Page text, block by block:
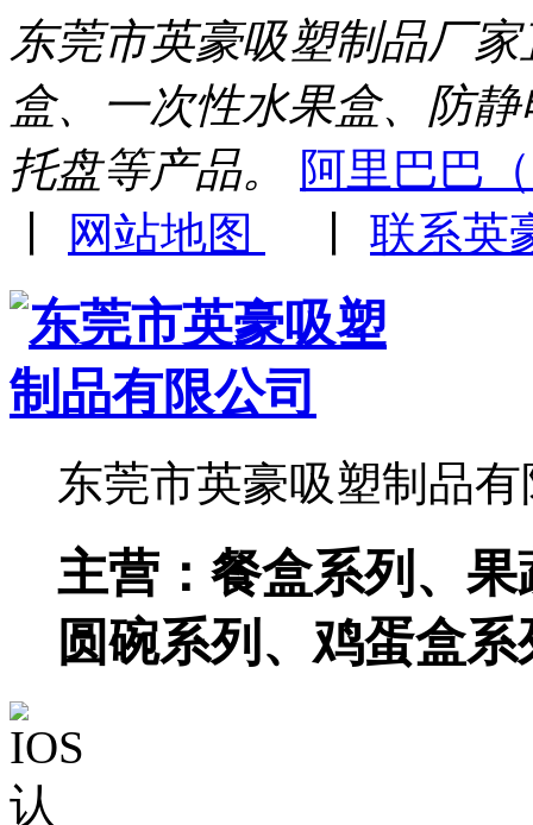
东莞市英豪吸塑制品厂
盒、一次性水果盒、防
托盘等产品。
阿里巴巴
网站地图 联系英
东莞市英豪吸塑制品
主营：餐盒系列、
圆碗系列、鸡蛋盒